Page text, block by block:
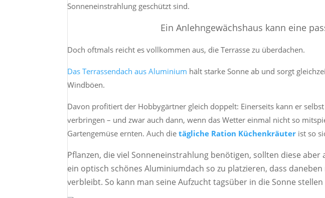
Sonneneinstrahlung geschützt sind.
Ein Anlehngewächshaus kann eine
Doch oftmals reicht es vollkommen aus, die Terrasse zu überdachen.
Das Terrassendach aus Aluminium hält starke Sonne ab und sorgt
Windböen.
Davon profitiert der Hobbygärtner gleich doppelt: Einerseits kann er
verbringen – und zwar auch dann, wenn das Wetter einmal nicht so
Gartengemüse ernten. Auch dietägliche Ration Küchenkräuter ist so
Pflanzen, die viel Sonneneinstrahlung benötigen, sollten diese aber
ein optisch schönes Aluminiumdach so zu platzieren, dass
verbleibt. So kann man seine Aufzucht tagsüber in die Sonne